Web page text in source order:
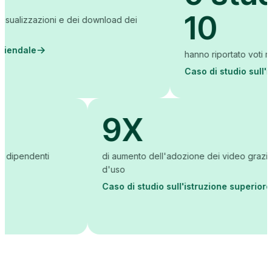
dei download dei
10
hanno riportato voti migliori
Caso di studio sull'istruzione
dei dipendenti
di aumento dell'adozione
Caso di studio